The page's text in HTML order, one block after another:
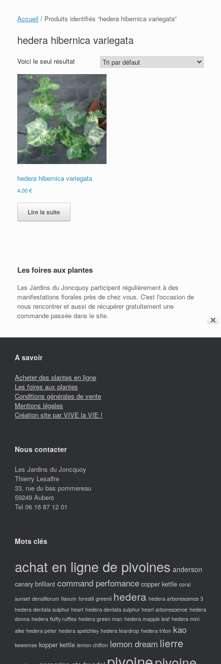
✕
Accueil / Produits identifiés “hedera hibernica variegata”
hedera hibernica variegata
Voici le seul résultat
hedera hibernica variegata
4,00€
Lire la suite
Les foires aux plantes
Les Jardins du Joncquoy participent régulièrement à des
manifestations florales près de chez vous. C'est l'occasion de
nous rencontrer et aussi de récupérer gratuitement une
commande passée dans le site.
A savoir
Acheter des plantes en ligne
Les foires aux plantes
Conditions générales de vente
Mentions légales
Création site par VIVE la VIE !
Nous contacter
Les Jardins du Joncquoy
Thierry Lesaffre
33, rue du bas pommereau
59249 Aubers
Tel 06 16 87 12 01
Mots clés
achat en ligne de pivoines anderson
canary brilliant command perfomance copper kettle coral
sunset densiflorum flavum forestii greenii hedera hedera arborescence 3
hedera dentata sulphur heart hedera dentata sulphur heart arborescence hedera
donna hedera fluffy ruffles hedera green man hedera mapple leaf hedera mini
alke hedera peter hedera spetchley hedera teardrop hedera triton kao
kewemse kopper kettle lemon chiffon lemon dream lierre